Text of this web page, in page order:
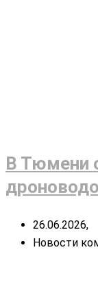
В Тюмени
26.06.2026,
Новости